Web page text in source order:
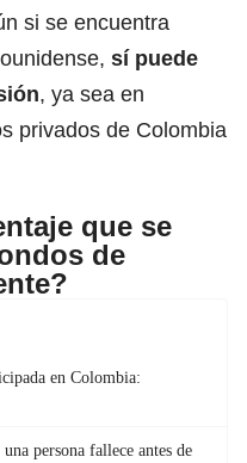
si se encuentra
sí puede
, ya sea en
privados de Colombia
que se
de
en Colombia:
persona fallece antes de